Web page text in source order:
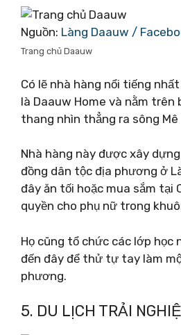
Nguồn: Làng Daauw /
Trang chủ Daauw
Có lẽ nhà hàng nổi tiếng
là Daauw Home và nằm trên
thang nhìn thẳng ra sông
Nhà hàng này được xây
đồng dân tộc địa phương ở
đây ăn tối hoặc mua sắm tại
quyền cho phụ nữ trong
Họ cũng tổ chức các lớp học
đến đây để thử tự tay làm
phương.
5. DU LỊCH TRẢI